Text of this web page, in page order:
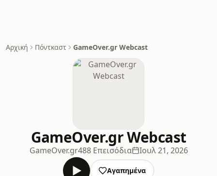
Αρχική Πόντκαστ GameOver.gr Webcast
GameOver.gr Webcast
GameOver.gr488 Επεισόδια Ιουλ 21, 2026
Αγαπημένα